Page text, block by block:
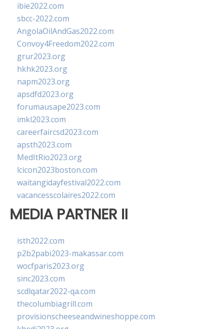
ibie2022.com
sbcc-2022.com
AngolaOilAndGas2022.com
Convoy4Freedom2022.com
grur2023.org
hkhk2023.org
napm2023.org
apsdfd2023.org
forumausape2023.com
imkl2023.com
careerfaircsd2023.com
apsth2023.com
MedItRio2023.org
lcicon2023boston.com
waitangidayfestival2022.com
vacancesscolaires2022.com
MEDIA PARTNER II
isth2022.com
p2b2pabi2023-makassar.com
wocfparis2023.org
sinc2023.com
scdlqatar2022-qa.com
thecolumbiagrill.com
provisionscheeseandwineshoppe.com